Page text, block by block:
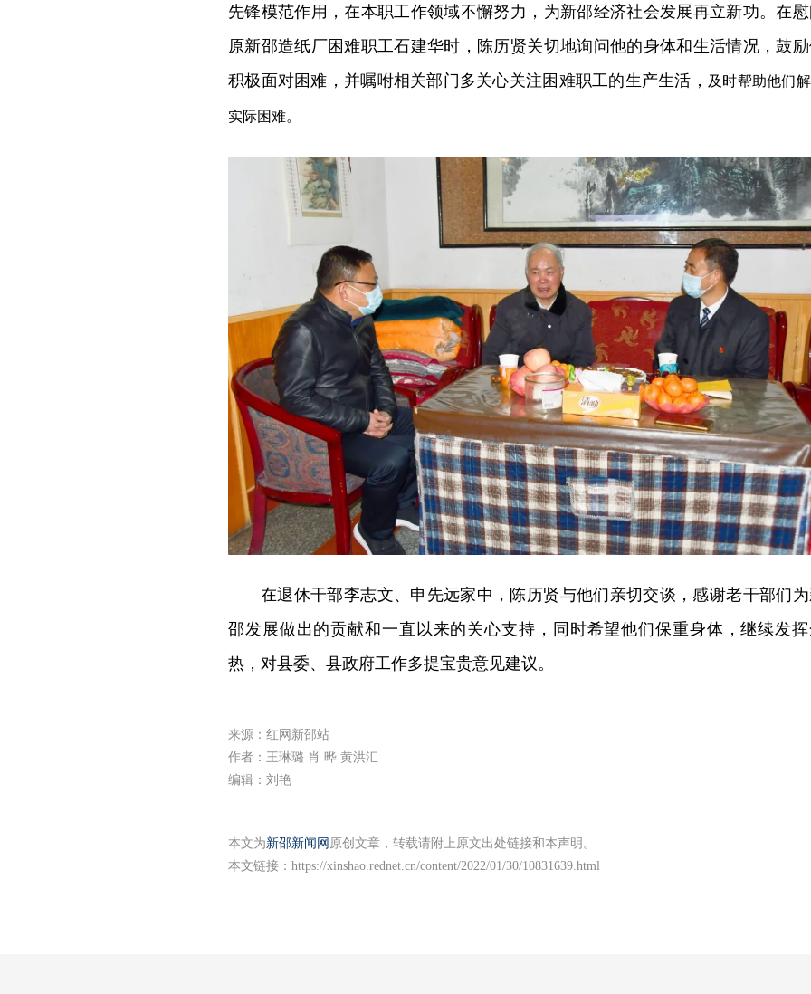
先锋模范作用，在本职工作领域不懈努力，为新邵经济社会发展再立新功。在
原新邵造纸厂困难职工石建华时，陈历贤关切地询问他的身体和生活情况，鼓
积极面对困难，并嘱咐相关部门多关心关注困难职工的生产生活， 及时帮助他们
实际困难。
在退休干部李志文、申先远家中，陈历贤与他们亲切交谈，感谢老干部们
邵发展做出的贡献和一直以来的关心支持，同时希望他们保重身体，继续发
热，对县委、县政府工作多提宝贵意见建议。
来源：红网新邵站
作者：王琳璐 肖 晔 黄洪汇
编辑：刘艳
本文为新邵新闻网 原创文章，转载请附上原文出处链接和本声明。
本文链接： https://xinshao.rednet.cn/content/2022/01/30/10831639.html